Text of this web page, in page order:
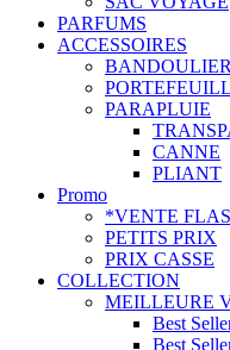
PARFUMS
ACCESSOIRES
PARAPLUIE
CANNE
PLIANT
Promo
*VENTE
PETITS PRIX
PRIX CASSE
COLLECTION
MEILLEURE
Best
Best